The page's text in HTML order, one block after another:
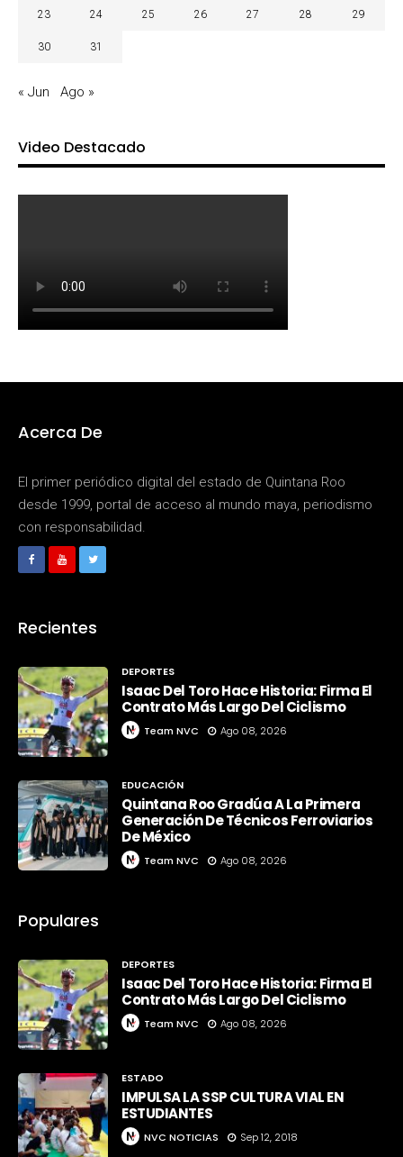
23 24 25 26 27 28 29
30 31
« Jun Ago »
Video Destacado
Acerca De
El primer periódico digital del estado de Quintana Roo
desde 1999, portal de acceso al mundo maya, periodismo
con responsabilidad.
Recientes
DEPORTES
Isaac Del Toro Hace Historia: Firma El
Contrato Más Largo Del Ciclismo
Team NVC Ago 08, 2026
EDUCACIÓN
Quintana Roo Gradúa A La Primera
Generación De Técnicos Ferroviarios
De México
Team NVC Ago 08, 2026
Populares
DEPORTES
Isaac Del Toro Hace Historia: Firma El
Contrato Más Largo Del Ciclismo
Team NVC Ago 08, 2026
ESTADO
IMPULSA LA SSP CULTURA VIAL EN
ESTUDIANTES
NVC NOTICIAS Sep 12, 2018